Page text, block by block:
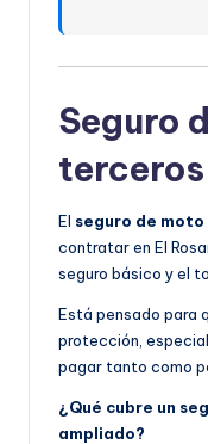
Seguro
El seguro de
contratar en El
seguro básico y el
Está pensado para
protección,
pagar tanto como
¿Qué cubre un
ampliado?